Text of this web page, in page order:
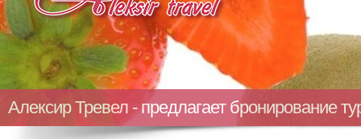
Алексир Тревел - предлагает бронирование